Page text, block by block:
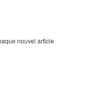
nouvel article